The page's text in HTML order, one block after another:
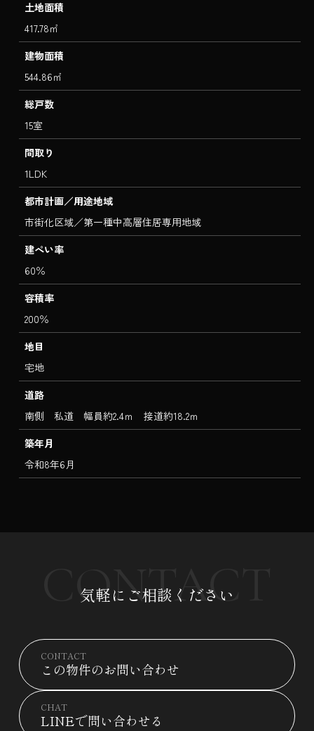
土地面積
417.78㎡
建物面積
544.86㎡
総戸数
15室
間取り
1LDK
都市計画／用途地域
市街化区域／第一種中高層住居専用地域
建ぺい率
60％
容積率
200％
地目
宅地
道路
南側 私道 幅員約2.4ｍ 接道約18.2ｍ
築年月
令和8年6月
CONTACT
気軽にご相談ください
CONTACT
この物件のお問い合わせ
CHAT
LINEで問い合わせる